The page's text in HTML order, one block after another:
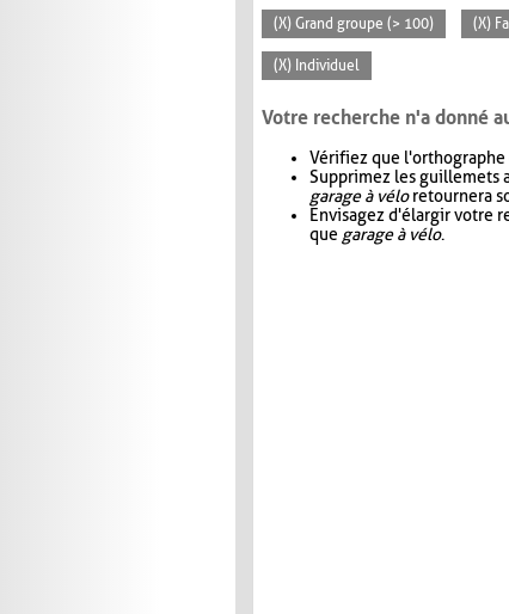
(X) Grand groupe (> 100) (X)
(X) Individuel
Votre recherche n'a donné
Vérifiez que l'orthographe
Supprimez les guillemets
garage à véloretournera
Envisagez d'élargir votre
que garage à vélo.